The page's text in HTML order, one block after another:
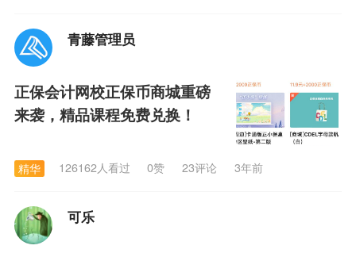
青藤管理员
正保会计网校正保币商城重磅
来袭，精品课程免费兑换！
精华 126162人看过 0赞 23评论 3年前
可乐